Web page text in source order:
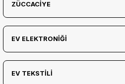
ZÜCCACİYE
EV ELEKTRONİĞİ
EV TEKSTİLİ